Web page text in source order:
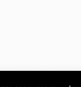
Internet S.L.